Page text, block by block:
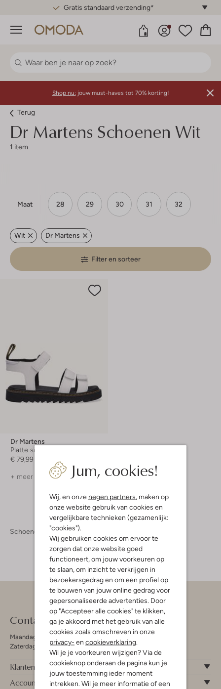
Gratis standaard verzending*
Menu
Jum, cookies!
Wij, en onze negen partners, maken op
onze website gebruik van cookies en
vergelijkbare technieken (gezamenlijk:
"cookies").
Wij gebruiken cookies om ervoor te
zorgen dat onze website goed
functioneert, om jouw voorkeuren op
te slaan, om inzicht te verkrijgen in
bezoekersgedrag en om een profiel op
te bouwen van jouw online gedrag voor
gepersonaliseerde advertenties. Door
op "Accepteer alle cookies" te klikken,
ga je akkoord met het gebruik van alle
cookies zoals omschreven in onze
privacy- en cookieverklaring.
Wil je je voorkeuren wijzigen? Via de
cookieknop onderaan de pagina kun je
jouw toestemming ieder moment
intrekken. Wil je meer informatie of een
Shop nu: jouw must-haves tot 70% korting!
Terug
Dr Martens Schoenen Wit
1 item
Maat 28 29 30 31 32
Wit Dr Martens
Filter en sorteer
Dr Martens
Platte sandalen
€ 79,99
+ meer kleuren
Schoenen
Contact
Maandag - Vrijdag 09:00 - 19:00 uur
Zaterdag 09:00 - 17:00 uur
Klantenservice
Account